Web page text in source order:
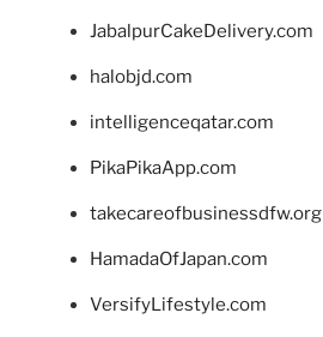
JabalpurCakeDelivery.com
halobjd.com
intelligenceqatar.com
PikaPikaApp.com
takecareofbusinessdfw.org
HamadaOfJapan.com
VersifyLifestyle.com